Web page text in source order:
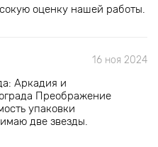
оценку нашей работы.
16 ноя 2024
Аркадия и
Преображение
упаковки
две звезды.